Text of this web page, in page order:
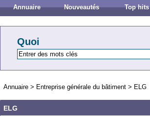
Annuaire Nouveautés Top hits
Quoi
Annuaire > Entreprise générale du bâtiment > ELG
ELG